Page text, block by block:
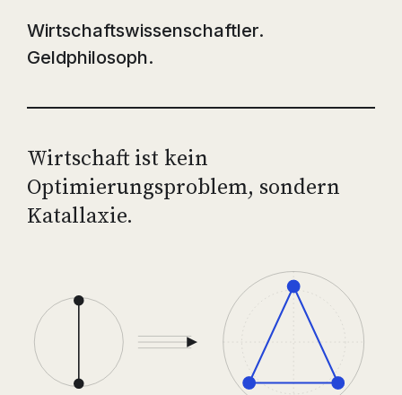
Wirtschaftswissenschaftler.
Geldphilosoph.
Wirtschaft ist kein
Optimierungsproblem, sondern
Katallaxie.